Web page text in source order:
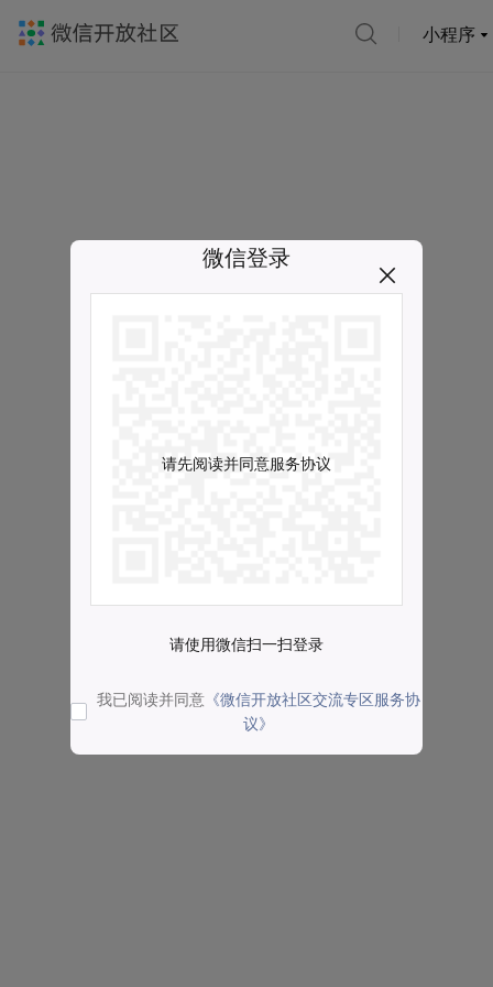
小程序
微信登录
请先阅读并同意服务协议
请使用微信扫一扫登录
我已阅读并同意 《微信开放社区交流专区服务协
议》